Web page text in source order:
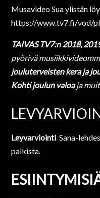
Musavideo Sua ylistän
https://www.tv7.fi/vod/
TAIVAS TV7:n 2018,
pyörivä
jouluterveisten kera ja
Kohti joulun valoaja
Leyvarviointi Sana-
palkista.